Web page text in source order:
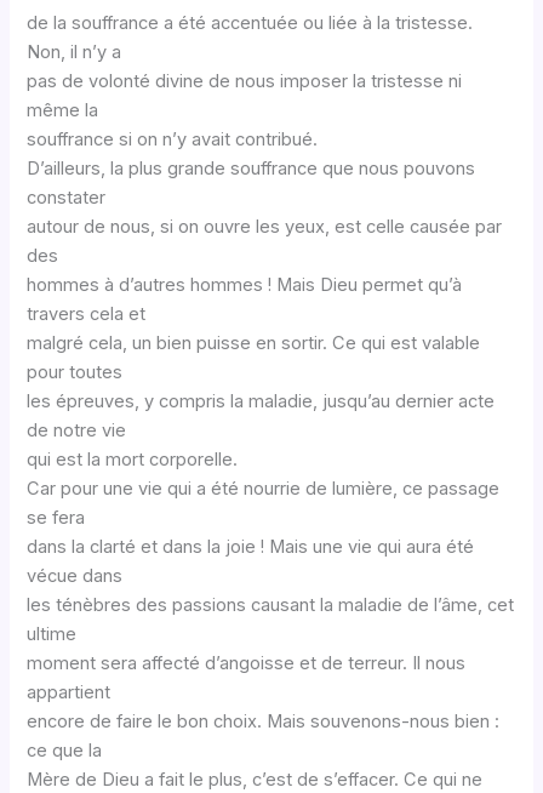
de la souffrance a été accentuée ou liée à la tristesse.
Non, il n’y a
pas de volonté divine de nous imposer la tristesse ni
même la
souffrance si on n’y avait contribué.
D’ailleurs, la plus grande souffrance que nous pouvons
constater
autour de nous, si on ouvre les yeux, est celle causée par
des
hommes à d’autres hommes ! Mais Dieu permet qu’à
travers cela et
malgré cela, un bien puisse en sortir. Ce qui est valable
pour toutes
les épreuves, y compris la maladie, jusqu’au dernier acte
de notre vie
qui est la mort corporelle.
Car pour une vie qui a été nourrie de lumière, ce passage
se fera
dans la clarté et dans la joie ! Mais une vie qui aura été
vécue dans
les ténèbres des passions causant la maladie de l’âme, cet
ultime
moment sera affecté d’angoisse et de terreur. Il nous
appartient
encore de faire le bon choix. Mais souvenons-nous bien :
ce que la
Mère de Dieu a fait le plus, c’est de s’effacer. Ce qui ne